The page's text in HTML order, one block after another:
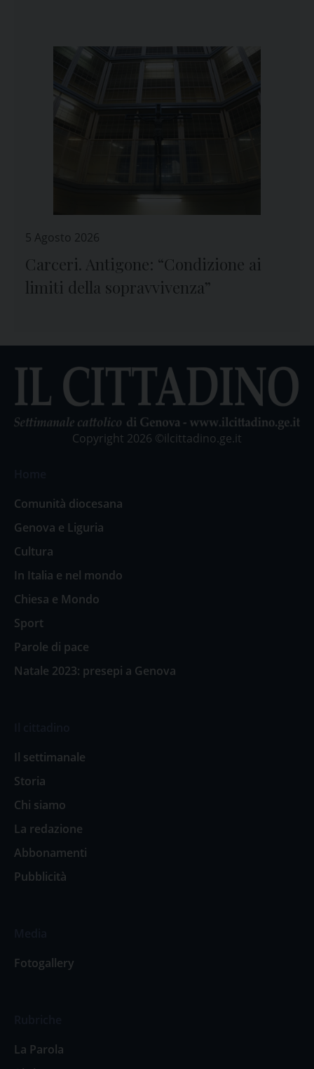
5 Agosto 2026
Carceri. Antigone: “Condizione ai
limiti della sopravvivenza”
Copyright 2026 ©ilcittadino.ge.it
Comunità diocesana
Genova e Liguria
Cultura
In Italia e nel mondo
Chiesa e Mondo
Sport
Parole di pace
Natale 2023: presepi a Genova
Il settimanale
Storia
Chi siamo
La redazione
Abbonamenti
Pubblicità
Fotogallery
La Parola